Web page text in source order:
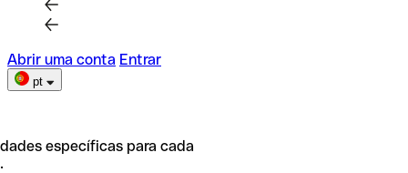
Abrir uma conta Entrar
pt
específicas para cada